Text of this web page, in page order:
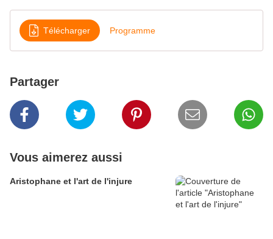
Télécharger Programme
Partager
Vous aimerez aussi
Aristophane et l'art de l'injure